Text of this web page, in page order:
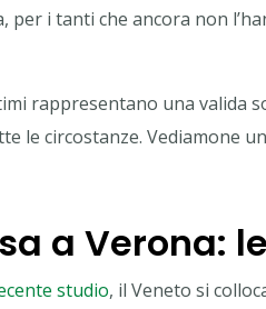
per i tanti che ancora non
rappresentano una valida
le circostanze. Vediamone
a Verona:
studio, il Veneto si